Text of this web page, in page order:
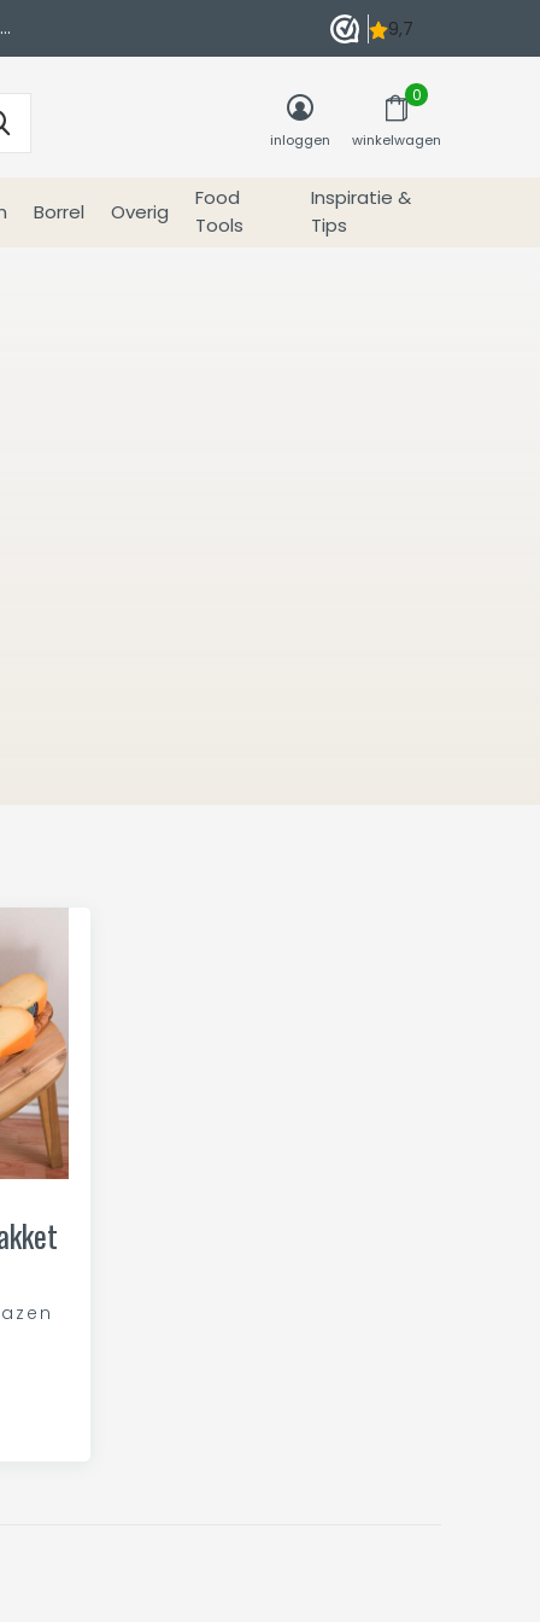
Borrel Overig
Food
Tools
Inspiratie &
Tips
inloggen winkelwagen
0